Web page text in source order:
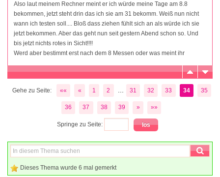
Also laut meinem Rechner meint er ich würde meine Tage am 8.8
bekommen, jetzt steht drin das ich sie am 31 bekomm. Weiß nun nicht
wann ich testen soll.... Bloß dass ziehen fühlt sich an als würde ich sie
jetzt bekommen. Aber das geht nun seit gestern Abend schon so. Und
bis jetzt nichts rotes in Sicht!!!!
Werd aber bestimmt erst nach dem 8 Messen oder was meint ihr
Gehe zu Seite: «« « 1 2 31 32 33 34 35
36 37 38 39 » »»
Springe zu Seite:
Dieses Thema wurde 6 mal gemerkt